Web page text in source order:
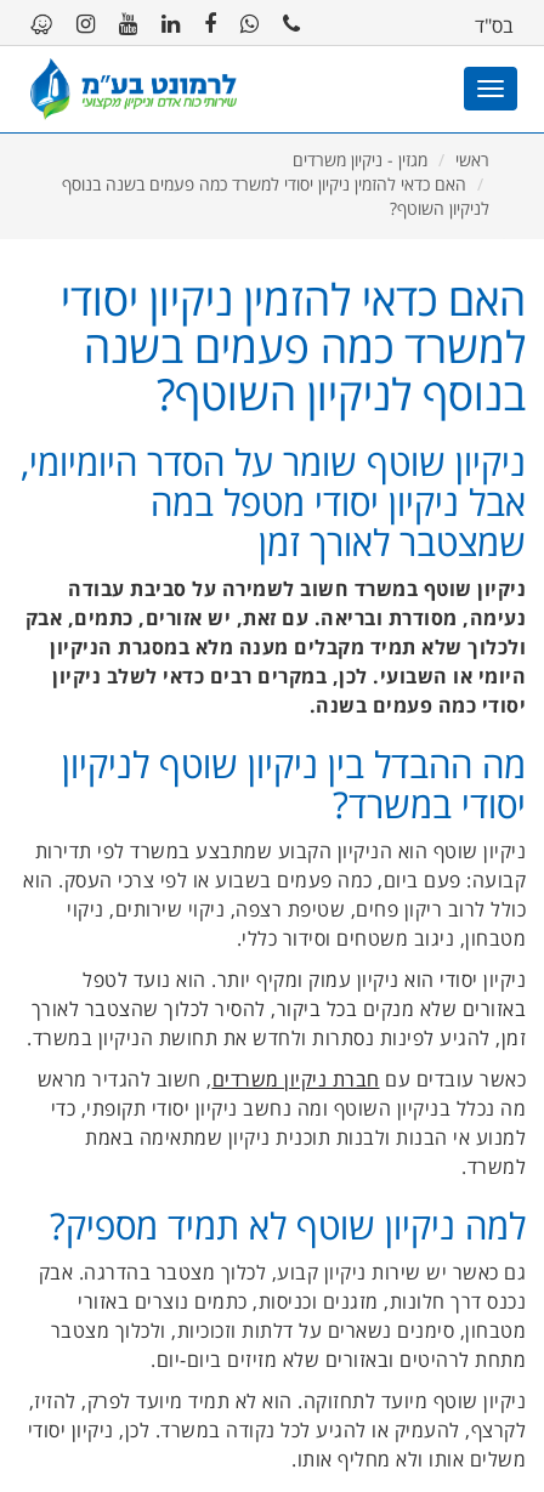
בס"ד
Toggle
navigation
ראשי
מגזין - ניקיון משרדים
האם כדאי להזמין ניקיון יסודי למשרד כמה פעמים בשנה בנוסף
לניקיון השוטף?
האם כדאי להזמין ניקיון יסודי
למשרד כמה פעמים בשנה
בנוסף לניקיון השוטף?
ניקיון שוטף שומר על הסדר היומיומי,
אבל ניקיון יסודי מטפל במה
שמצטבר לאורך זמן
ניקיון שוטף במשרד חשוב לשמירה על סביבת עבודה
נעימה, מסודרת ובריאה. עם זאת, יש אזורים, כתמים, אבק
ולכלוך שלא תמיד מקבלים מענה מלא במסגרת הניקיון
היומי או השבועי. לכן, במקרים רבים כדאי לשלב ניקיון
יסודי כמה פעמים בשנה.
מה ההבדל בין ניקיון שוטף לניקיון
יסודי במשרד?
ניקיון שוטף הוא הניקיון הקבוע שמתבצע במשרד לפי תדירות
קבועה: פעם ביום, כמה פעמים בשבוע או לפי צרכי העסק. הוא
כולל לרוב ריקון פחים, שטיפת רצפה, ניקוי שירותים, ניקוי
מטבחון, ניגוב משטחים וסידור כללי.
ניקיון יסודי הוא ניקיון עמוק ומקיף יותר. הוא נועד לטפל
באזורים שלא מנקים בכל ביקור, להסיר לכלוך שהצטבר לאורך
זמן, להגיע לפינות נסתרות ולחדש את תחושת הניקיון במשרד.
כאשר עובדים עם חברת ניקיון משרדים, חשוב להגדיר מראש
מה נכלל בניקיון השוטף ומה נחשב ניקיון יסודי תקופתי, כדי
למנוע אי הבנות ולבנות תוכנית ניקיון שמתאימה באמת
למשרד.
למה ניקיון שוטף לא תמיד מספיק?
גם כאשר יש שירות ניקיון קבוע, לכלוך מצטבר בהדרגה. אבק
נכנס דרך חלונות, מזגנים וכניסות, כתמים נוצרים באזורי
מטבחון, סימנים נשארים על דלתות וזכוכיות, ולכלוך מצטבר
מתחת לרהיטים ובאזורים שלא מזיזים ביום-יום.
ניקיון שוטף מיועד לתחזוקה. הוא לא תמיד מיועד לפרק, להזיז,
לקרצף, להעמיק או להגיע לכל נקודה במשרד. לכן, ניקיון יסודי
משלים אותו ולא מחליף אותו.